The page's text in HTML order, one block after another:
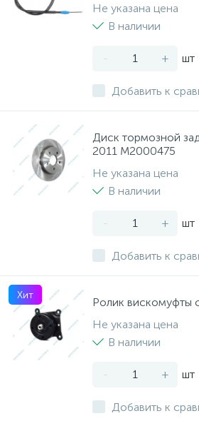
Не указана цена
В наличии
- + шт
Добавить к
Диск тормозной
2011 M2000475
Не указана цена
В наличии
- + шт
Добавить к
Хит
Ролик вискомуфты
Не указана цена
В наличии
- + шт
Добавить к